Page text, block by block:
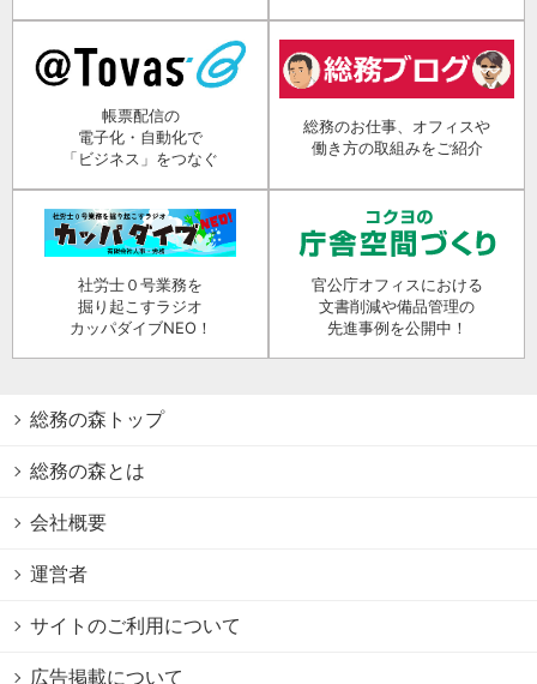
帳票配信の
電子化・自動化で
「ビジネス」をつなぐ
総務のお仕事、オフィスや
働き方の取組みをご紹介
社労士０号業務を
掘り起こすラジオ
カッパダイブNEO！
官公庁オフィスにおける
文書削減や備品管理の
先進事例を公開中！
総務の森トップ
総務の森とは
会社概要
運営者
サイトのご利用について
広告掲載について